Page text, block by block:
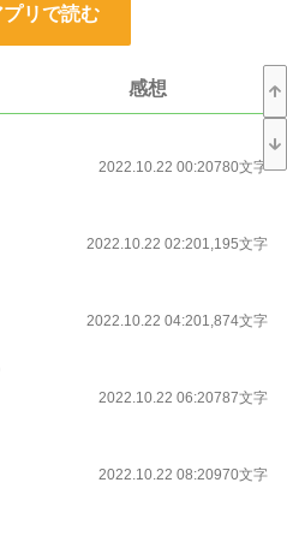
す。
プリで読む
感想
2022.10.22 00:20780文字
2022.10.22 02:201,195文字
2022.10.22 04:201,874文字
2022.10.22 06:20787文字
2022.10.22 08:20970文字